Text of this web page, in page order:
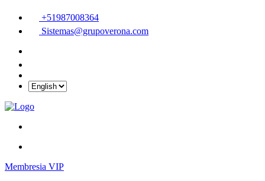
+51987008364
Sistemas@grupoverona.com
Membresia VIP